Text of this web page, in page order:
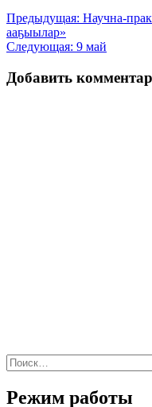
Навигация
по
Предыдущая: Научна-
ааҕыылар»
Следующая: 9 май
Добавить
Найти:
Режим работы